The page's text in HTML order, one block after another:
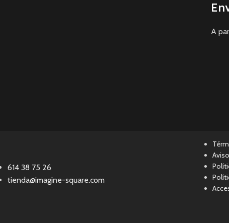
A
614 38 75 26
tienda@imagine-square.com